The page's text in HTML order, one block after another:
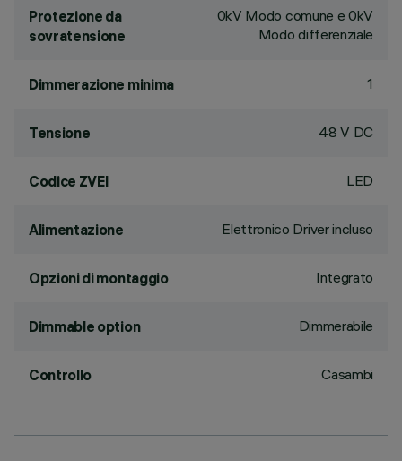
Protezione da
sovratensione
0kV Modo comune e 0kV
Modo differenziale
Dimmerazione minima 1
Tensione 48 V DC
Codice ZVEI LED
Alimentazione Elettronico Driver incluso
Opzioni di montaggio Integrato
Dimmable option Dimmerabile
Controllo Casambi